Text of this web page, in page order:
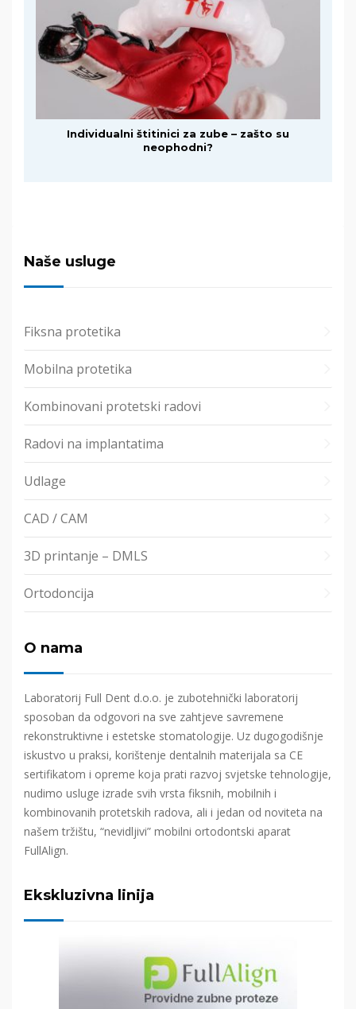
Individualni štitinici za zube – zašto su
neophodni?
Naše usluge
Fiksna protetika
Mobilna protetika
Kombinovani protetski radovi
Radovi na implantatima
Udlage
CAD / CAM
3D printanje – DMLS
Ortodoncija
O nama
Laboratorij Full Dent d.o.o. je zubotehnički laboratorij
sposoban da odgovori na sve zahtjeve savremene
rekonstruktivne i estetske stomatologije. Uz dugogodišnje
iskustvo u praksi, korištenje dentalnih materijala sa CE
sertifikatom i opreme koja prati razvoj svjetske tehnologije,
nudimo usluge izrade svih vrsta fiksnih, mobilnih i
kombinovanih protetskih radova, ali i jedan od noviteta na
našem tržištu, “nevidljivi” mobilni ortodontski aparat
FullAlign.
Ekskluzivna linija